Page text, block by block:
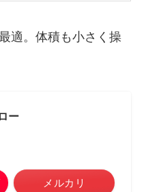
適。体積も小さく操
ー
メルカリ